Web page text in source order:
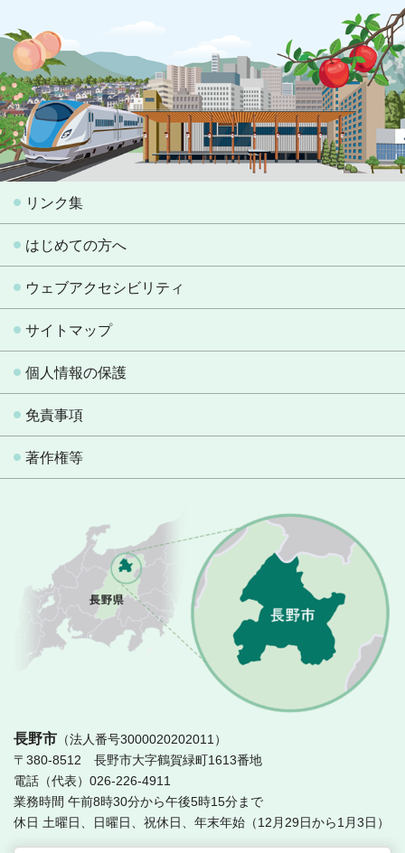
リンク集
はじめての方へ
ウェブアクセシビリティ
サイトマップ
個人情報の保護
免責事項
著作権等
長野市 （法人番号3000020202011）
〒380-8512 長野市大字鶴賀緑町1613番地
電話（代表）026-226-4911
業務時間 午前8時30分から午後5時15分まで
休日 土曜日、日曜日、祝休日、年末年始（12月29日から1月3日）